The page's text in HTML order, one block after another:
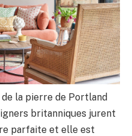
la pierre de Portland
britanniques jurent
parfaite et elle est